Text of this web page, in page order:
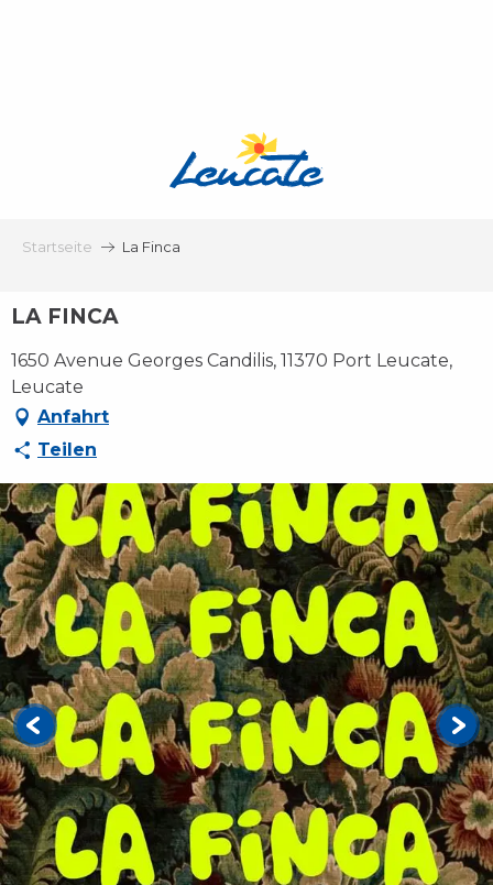
Startseite La Finca
LA FINCA
1650 Avenue Georges Candilis, 11370 Port Leucate,
Leucate
Anfahrt
Teilen